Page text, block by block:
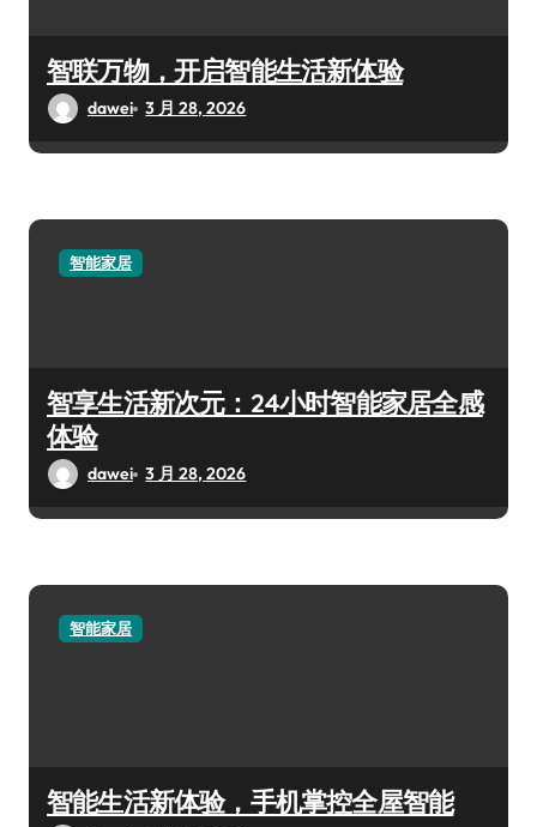
智联万物，开启智能生活新体验
dawei 3 月 28, 2026
智能家居
智享生活新次元：24小时智能家居全感
体验
dawei 3 月 28, 2026
智能家居
智能生活新体验，手机掌控全屋智能